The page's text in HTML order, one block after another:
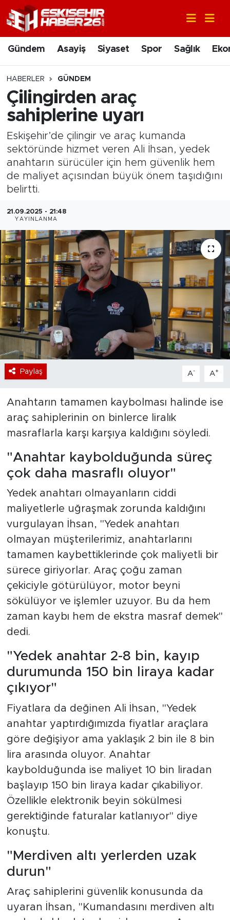
Gündem Asayiş Siyaset Spor Sağlık
HABERLER GÜNDEM
Çilingirden araç
sahiplerine uyarı
Eskişehir’de çilingir ve araç kumanda
sektöründe hizmet veren Ali İhsan, yedek
anahtarın sürücüler için hem güvenlik hem
de maliyet açısından büyük önem taşıdığını
belirtti.
21.09.2025 - 21:48
YAYINLANMA
Paylaş A- A+
Anahtarın tamamen kaybolması halinde ise
araç sahiplerinin on binlerce liralık
masraflarla karşı karşıya kaldığını söyledi.
"Anahtar kaybolduğunda süreç
çok daha masraflı oluyor"
Yedek anahtarı olmayanların ciddi
maliyetlerle uğraşmak zorunda kaldığını
vurgulayan İhsan, "Yedek anahtarı
olmayan müşterilerimiz, anahtarlarını
tamamen kaybettiklerinde çok maliyetli bir
sürece giriyorlar. Araç çoğu zaman
çekiciyle götürülüyor, motor beyni
sökülüyor ve işlemler uzuyor. Bu da hem
zaman kaybı hem de ekstra masraf demek"
dedi.
"Yedek anahtar 2-8 bin, kayıp
durumunda 150 bin liraya kadar
çıkıyor"
Fiyatlara da değinen Ali İhsan, "Yedek
anahtar yaptırdığımızda fiyatlar araçlara
göre değişiyor ama yaklaşık 2 bin ile 8 bin
lira arasında oluyor. Anahtar
kaybolduğunda ise maliyet 10 bin liradan
başlayıp 150 bin liraya kadar çıkabiliyor.
Özellikle elektronik beyin sökülmesi
gerektiğinde faturalar katlanıyor" diye
konuştu.
"Merdiven altı yerlerden uzak
durun"
Araç sahiplerini güvenlik konusunda da
uyaran İhsan, "Kumandasını merdiven altı
Gündem
Asayiş
Siyaset
Spor
Sağlık
Ekonomi
Sanat
Bölge
Teknoloji
Magazin
Dünya
Sektör
Nöbetçi Eczaneler
Hava Durumu
Trafik Durumu
Süper Lig Puan Durumu ve Fikstür
Tüm Manşetler
Son Dakika Haberleri